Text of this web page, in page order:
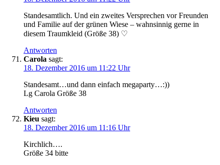
Standesamtlich. Und ein zweites Versprechen vor Freunden
und Familie auf der grünen Wiese – wahnsinnig gerne in
diesem Traumkleid (Größe 38) ♡
Antworten
Carola sagt:
18. Dezember 2016 um 11:22 Uhr
Standesamt…und dann einfach megaparty…:))
Lg Carola Größe 38
Antworten
Kieu sagt:
18. Dezember 2016 um 11:16 Uhr
Kirchlich….
Größe 34 bitte